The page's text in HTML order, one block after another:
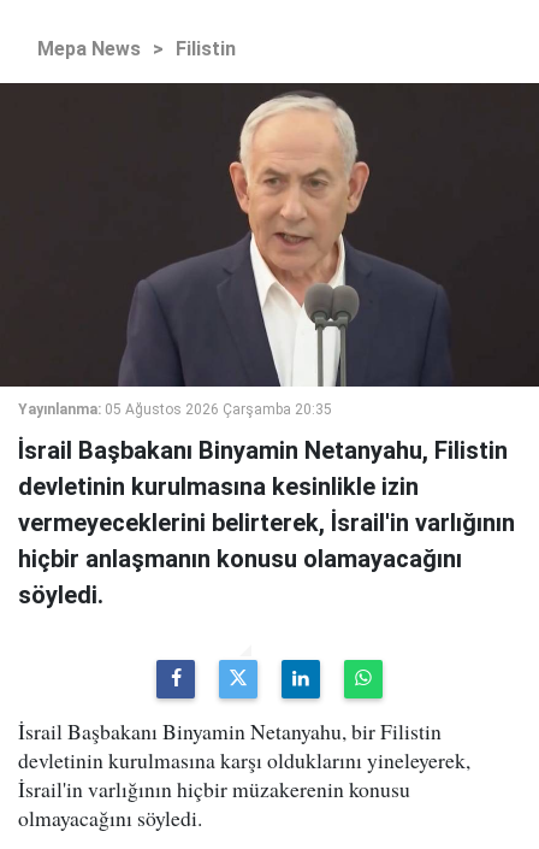
Mepa News > Filistin
Yayınlanma: 05 Ağustos 2026 Çarşamba 20:35
İsrail Başbakanı Binyamin Netanyahu, Filistin
devletinin kurulmasına kesinlikle izin
vermeyeceklerini belirterek, İsrail'in varlığının
hiçbir anlaşmanın konusu olamayacağını
söyledi.
İsrail Başbakanı Binyamin Netanyahu, bir Filistin
devletinin kurulmasına karşı olduklarını yineleyerek,
İsrail'in varlığının hiçbir müzakerenin konusu
olmayacağını söyledi.